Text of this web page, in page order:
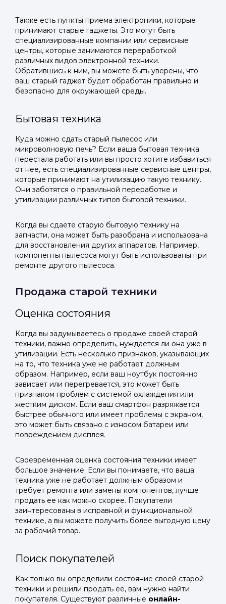
Также есть пункты приема электроники, которые
принимают старые гаджеты. Это могут быть
специализированные компании или сервисные
центры, которые занимаются переработкой
различных видов электронной техники.
Обратившись к ним, вы можете быть уверены, что
ваш старый гаджет будет обработан правильно и
безопасно для окружающей среды.
Бытовая техника
Куда можно сдать старый пылесос или
микроволновую печь? Если ваша бытовая техника
перестала работать или вы просто хотите избавиться
от нее, есть специализированные сервисные центры,
которые принимают на утилизацию такую технику.
Они заботятся о правильной переработке и
утилизации различных типов бытовой техники.
Когда вы сдаете старую бытовую технику на
запчасти, она может быть разобрана и использована
для восстановления других аппаратов. Например,
компоненты пылесоса могут быть использованы при
ремонте другого пылесоса.
Продажа старой техники
Оценка состояния
Когда вы задумываетесь о продаже своей старой
техники, важно определить, нуждается ли она уже в
утилизации. Есть несколько признаков, указывающих
на то, что техника уже не работает должным
образом. Например, если ваш ноутбук постоянно
зависает или перегревается, это может быть
признаком проблем с системой охлаждения или
жестким диском. Если ваш смартфон разряжается
быстрее обычного или имеет проблемы с экраном,
это может быть связано с износом батареи или
повреждением дисплея.
Своевременная оценка состояния техники имеет
большое значение. Если вы понимаете, что ваша
техника уже не работает должным образом и
требует ремонта или замены компонентов, лучше
продать ее как можно скорее. Покупатели
заинтересованы в исправной и функциональной
технике, а вы можете получить более выгодную цену
за рабочий товар.
Поиск покупателей
Как только вы определили состояние своей старой
техники и решили продать ее, вам нужно найти
покупателя. Существуют различные онлайн-